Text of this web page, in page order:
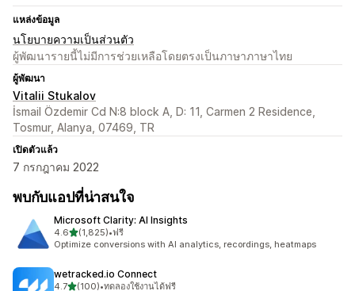
แหล่งข้อมูล
นโยบายความเป็นส่วนตัว
ผู้พัฒนารายนี้ไม่มีการช่วยเหลือโดยตรงเป็นภาษาภาษาไทย
ผู้พัฒนา
Vitalii Stukalov
İsmail Özdemir Cd N:8 block A, D: 11, Carmen 2 Residence,
Tosmur, Alanya, 07469, TR
เปิดตัวแล้ว
7 กรกฎาคม 2022
พบกับแอปที่น่าสนใจ
Microsoft Clarity: AI Insights
4.6เต็ม 5 ดาว
(1,825)
ทั้งหมด 1825 รีวิว
•ฟรี
Optimize conversions with AI analytics, recordings, heatmaps
wetracked.io Connect
4.7เต็ม 5 ดาว
(100)•ทดลองใช้งานได้ฟรี